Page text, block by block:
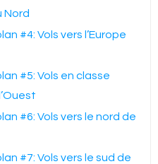
Nord
#4: Vols vers l’Europe
#5: Vols en classe
#6: Vols vers le nord de
#7: Vols vers le sud de